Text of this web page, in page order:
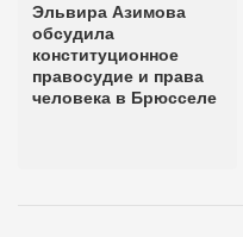
Эльвира Азимова
обсудила
конституционное
правосудие и права
человека в Брюсселе